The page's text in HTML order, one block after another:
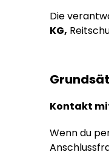
Die
KG,
Kontakt
Wenn du